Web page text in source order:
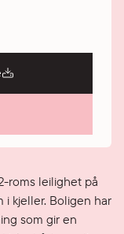
roms leilighet på
i kjeller. Boligen har
som gir en